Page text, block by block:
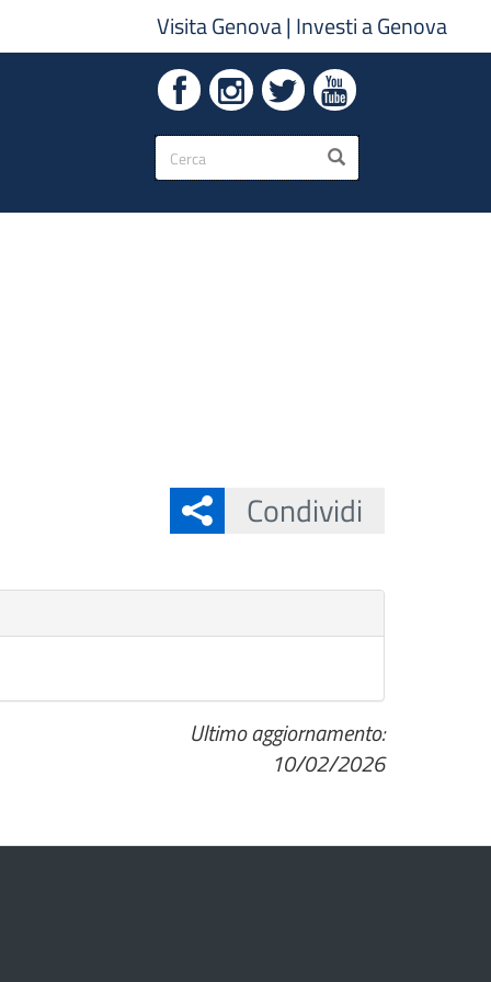
Visita Genova| Investi a Genova
Form
di
ricerca
CERCA
Condividi
Ultimo aggiornamento:
10/02/2026